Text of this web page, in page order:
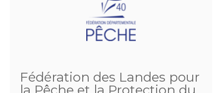
Fédération des Landes pour